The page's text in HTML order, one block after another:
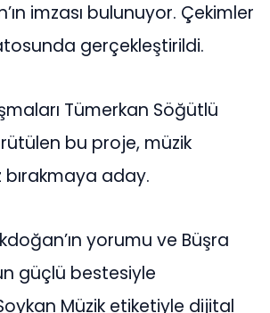
imzası bulunuyor. Çekimler
gerçekleştirildi.
Tümerkan Söğütlü
bu proje, müzik
bırakmaya aday.
yorumu ve Büşra
güçlü bestesiyle
Müzik etiketiyle dijital